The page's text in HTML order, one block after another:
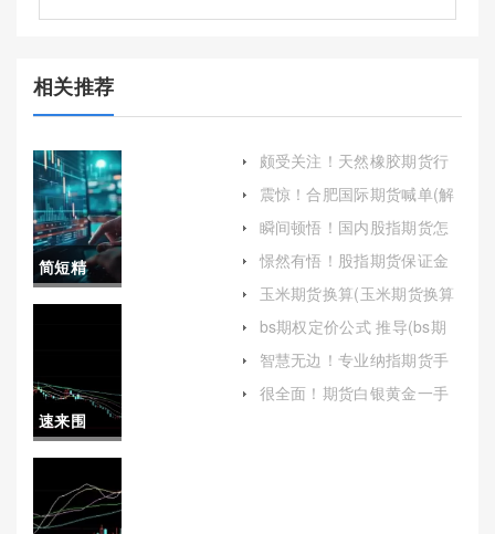
相关推荐
简短精
辟！国内
货开户公
司(贵金属
平台怎么
速来围
观！期货
天然气手
颇受关注！天然橡胶期货行
情(全面了解市场的基本面和
技术面)
震惊！合肥国际期货喊单(解
析与风险评估)
瞬间顿悟！国内股指期货怎
么交易（为投资者提供了规
避风险和进行投机的渠道）
憬然有悟！股指期货保证金
计算（探讨其在风险管理中
的重要性）
玉米期货换算(玉米期货换算
公式)
bs期权定价公式 推导(bs期
权定价公式推导)
智慧无边！专业纳指期货手
续费多少（帮助投资者做出
更明智的交易决策）
很全面！期货白银黄金一手